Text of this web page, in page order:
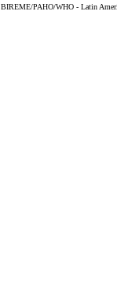
BIREME/PAHO/WHO - Latin